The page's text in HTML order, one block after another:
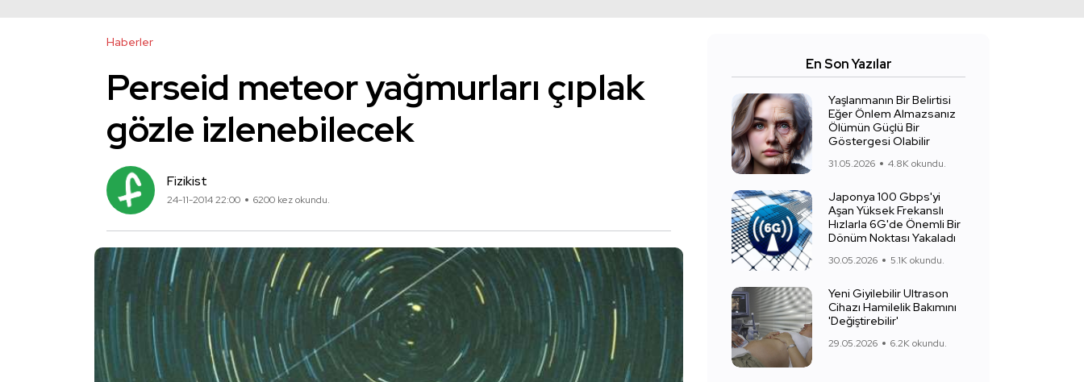
Haberler
Perseid meteor yağmurları çıplak
gözle izlenebilecek
Fizikist
24-11-2014 22:00 6200 kez okundu.
En Son Yazılar
Yaşlanmanın Bir Belirtisi
Eğer Önlem Almazsanız
Ölümün Güçlü Bir
Göstergesi Olabilir
31.05.2026 4.8K okundu.
Japonya 100 Gbps'yi
Aşan Yüksek Frekanslı
Hızlarla 6G'de Önemli Bir
Dönüm Noktası Yakaladı
30.05.2026 5.1K okundu.
Yeni Giyilebilir Ultrason
Cihazı Hamilelik Bakımını
'Değiştirebilir'
29.05.2026 6.2K okundu.